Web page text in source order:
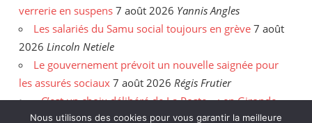
verrerie en suspens 7 août 2026 Yannis Angles
Les salariés du Samu social toujours en grève 7 août
2026 Lincoln Netiele
Le gouvernement prévoit un nouvelle saignée pour
les assurés sociaux 7 août 2026 Régis Frutier
« C’est un choix délibéré de La Poste » : en Gironde,
les postiers sommés de rattraper leurs heures 6 août
Nous utilisons des cookies pour vous garantir la meilleure